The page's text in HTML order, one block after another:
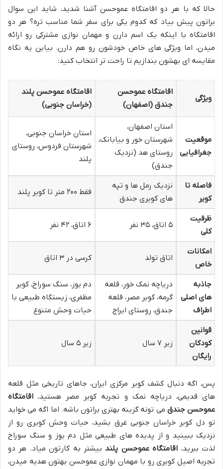
حالا که با هر دو اقامتگاه عموحسن آشنا شدید، شاید این سوال
براتون پیش بیاد که کدوم یکی برای سفر شما مناسب تره؟ هر دو
اقامتگاه با اینکه یک اسم دارن و مهمان نوازی مشترکی رو ارائه
میدن، اما ویژگی های خاص خودشون رو هم دارن. بیاین یه نگاه
مقایسه ای بهشون بندازیم تا راحت تر انتخاب کنید:
ویژگی
اقامتگاه عموحسن
جندق (اصفهان)
اقامتگاه عموحسن پلند
(خراسان جنوبی)
موقعیت
جغرافیایی
استان اصفهان،
شهرستان خور و بیابانک،
روستای هد (نزدیک
جندق)
استان خراسان جنوبی،
شهرستان فردوس، روستای
پلند
فاصله تا
کویر
نزدیک رمل ها و تپه
های کویری جندق
فقط ۲۰۰ متر تا کویر پلند
ظرفیت
کلی
۵ اتاق، ۳۵ نفر ۶ اتاق، ۴۲ نفر
امکانات
خاص
اتاق تولد کرسی در ۳ اتاق
جاذبه
های اصلی
اطراف
دریاچه نمک خور، قلعه
گرمه، کویر مصر، قلعه
جندق، روستای ایراج
دم یوز، سنگ سوراخ، کویر
مظفری، زیستگاه طبیعی با
حیات وحش متنوع
قوانین
کودکان
رایگان
زیر ۷ سال زیر ۵ سال
پس، اگه دنبال کشف کویر مرکزی ایران، جاهای تاریخی مثل قلعه
های قدیمی، دریاچه نمک و تجربه کویر مصر هستید، اقامتگاه
عموحسن جندق می تونه گزینه بهتری براتون باشه. اما اگه می خواید
تو دل کویر خراسان جنوبی غرق بشید، حیات وحش کویری رو از
نزدیک ببینید و از پدیده های طبیعی مثل دم یوز و سنگ سوراخ
لذت ببرید، اقامتگاه عموحسن پلندبیشتر به کارتون میاد. هر دو
تجربه اصیل کویری رو با مهمان نوازی عموحسن بهتون هدیه میدن،